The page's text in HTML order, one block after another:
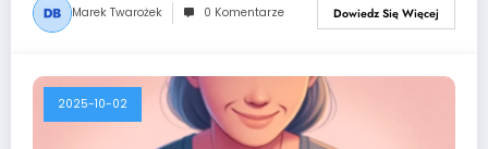
Marek Twarożek 0 Komentarze Dowiedz Się Więcej
2025-10-02